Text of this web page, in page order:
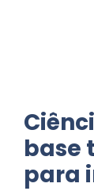
base
para